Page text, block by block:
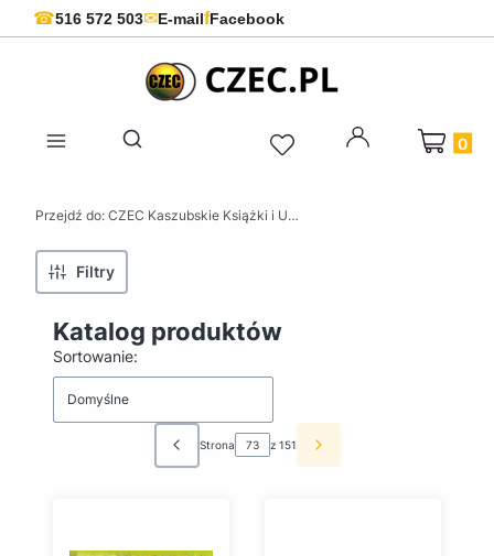
☎516 572 503✉E-mailfFacebook
Otwórz wyszukiwarkę
Produkty
Przejdź do: CZEC Kaszubskie Książki i Upominki - Pamiątki z Kaszub
Filtry
Katalog produktów
Lista produktów
Sortowanie:
Domyślne
Poprzednie produkty
Strona z 151 Następne produkty